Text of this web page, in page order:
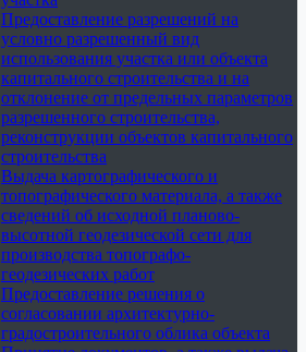
Предоставление разрешений на
условно разрешенный вид
использования участка или объекта
капитального строительства и на
отклонение от предельных параметров
разрешенного строительства,
реконструкции объектов капитального
строительства
Выдача картографического и
топографического материала, а также
сведений об исходной планово-
высотной геодезической сети для
производства топографо-
геодезических работ
Предоставление решения о
согласовании архитектурно-
градостроительного облика объекта